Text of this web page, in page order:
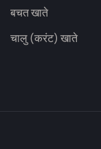
बचत खाते
चालु (करंट) खाते